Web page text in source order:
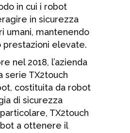
in cui i robot
in sicurezza
umani, mantenendo
prestazioni elevate.
nel 2018, l’azienda
serie TX2touch
costituita da robot
di sicurezza
TX2touch
a ottenere il